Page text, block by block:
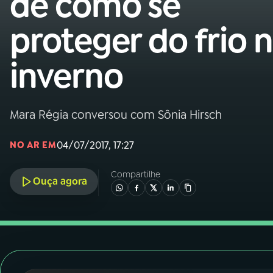
01INÍCIO
02 A RÁDIO
03PROGRAMAÇÃO
05PODCASTS
proteger do frio
inverno
Mara Régia conversou com Sônia Hirsch
NO AR EM04/07/2017, 17:27
Ouça agora
Compartilhe